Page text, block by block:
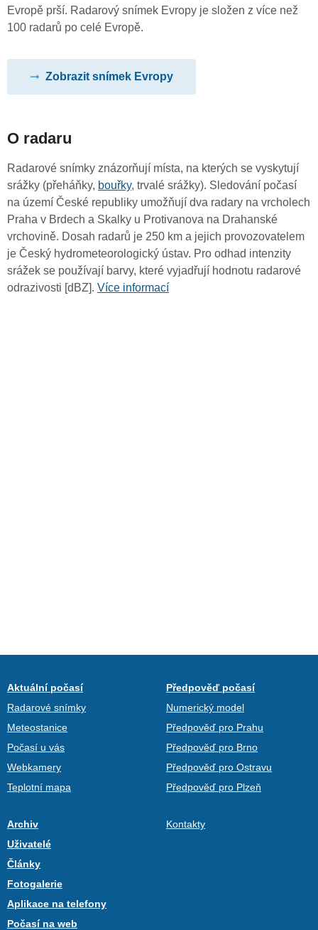
Evropě prší. Radarový snímek Evropy je složen z více než
100 radarů po celé Evropě.
Zobrazit snímek Evropy
O radaru
Radarové snímky znázorňují místa, na kterých se vyskytují
srážky (přeháňky, bouřky, trvalé srážky). Sledování počasí
na území České republiky umožňují dva radary na vrcholech
Praha v Brdech a Skalky u Protivanova na Drahanské
vrchovině. Dosah radarů je 250 km a jejich provozovatelem
je Český hydrometeorologický ústav. Pro odhad intenzity
srážek se používají barvy, které vyjadřují hodnotu radarové
odrazivosti [dBZ]. Více informací
Aktuální počasí
Radarové snímky
Meteostanice
Počasí u vás
Webkamery
Teplotní mapa
Předpověď počasí
Numerický model
Předpověď pro Prahu
Předpověď pro Brno
Předpověď pro Ostravu
Předpověď pro Plzeň
Archiv
Uživatelé
Články
Fotogalerie
Aplikace na telefony
Počasí na web
Kontakty